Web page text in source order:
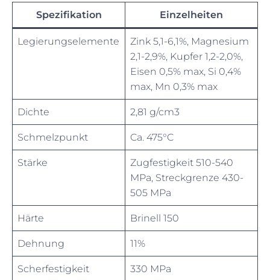
Spezifikation Einzelheiten
Legierungselemente
Zink 5,1-6,1%, Magnesium
2,1-2,9%, Kupfer 1,2-2,0%,
Eisen 0,5% max, Si 0,4%
max, Mn 0,3% max
Dichte 2,81 g/cm3
Schmelzpunkt Ca. 475°C
Stärke
Zugfestigkeit 510-540
MPa, Streckgrenze 430-
505 MPa
Härte Brinell 150
Dehnung 11%
Scherfestigkeit 330 MPa